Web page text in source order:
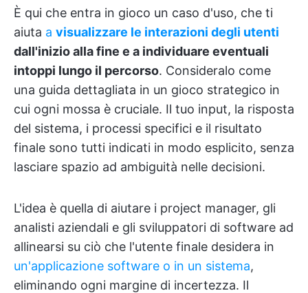
È qui che entra in gioco un caso d'uso, che ti
aiuta a visualizzare le interazioni degli utenti
dall'inizio alla fine e a individuare eventuali
intoppi lungo il percorso. Consideralo come
una guida dettagliata in un gioco strategico in
cui ogni mossa è cruciale. Il tuo input, la risposta
del sistema, i processi specifici e il risultato
finale sono tutti indicati in modo esplicito, senza
lasciare spazio ad ambiguità nelle decisioni.
L'idea è quella di aiutare i project manager, gli
analisti aziendali e gli sviluppatori di software ad
allinearsi su ciò che l'utente finale desidera in
un'applicazione software o in un sistema,
eliminando ogni margine di incertezza. Il